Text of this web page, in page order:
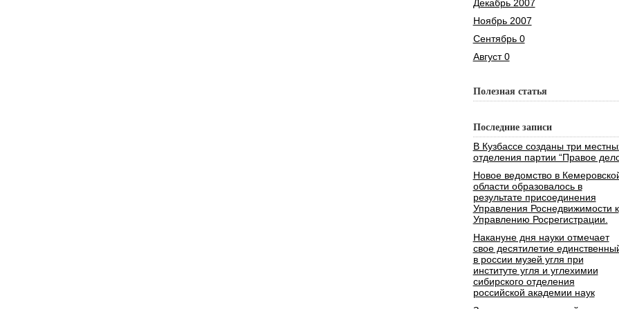
Декабрь 2007
Ноябрь 2007
Сентябрь 0
Август 0
Полезная статья
Последние записи
В Кузбассе созданы три
отделения партии “Правое
Новое ведомство в
области образовалось в
результате присоединения
Управления Роснедвижимости к
Управлению Росрегистрации.
Накануне дня науки отмечает
свое десятилетие
в россии музей угля при
институте угля и углехимии
сибирского отделения
российской академии наук